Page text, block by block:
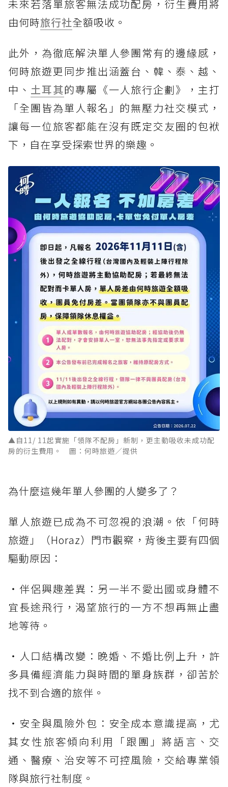
未來若落單旅客無法成功配房，衍生費用將
由何時旅行社全額吸收。
此外，為徹底解決單人參團常有的邊緣感，
何時旅遊更同步推出涵蓋台、韓、泰、越、
中、 土耳其的專屬《一人旅行企劃》，主打
「全團皆為單人報名」的無壓力社交模式，
讓每一位旅客都能在沒有既定交友圈的包袱
下，自在享受探索世界的樂趣。
▲自11/ 11起實施「領隊不配房」新制，更主動吸收未成功配
房的衍生費用。 圖：何時旅遊／提供
為什麼這幾年單人參團的人變多了？
單人旅遊已成為不可忽視的浪潮。依「何時
旅遊」（Horaz）門市觀察，背後主要有四個
驅動原因：
・伴侶興趣差異：另一半不愛出國或身體不
宜長途飛行，渴望旅行的一方不想再無止盡
地等待。
・人口結構改變：晚婚、不婚比例上升，許
多具備經濟能力與時間的單身族群，卻苦於
找不到合適的旅伴。
・安全與風險外包：安全成本意識提高，尤
其女性旅客傾向利用「跟團」將語言、交
通、醫療、治安等不可控風險，交給專業領
隊與旅行社制度。